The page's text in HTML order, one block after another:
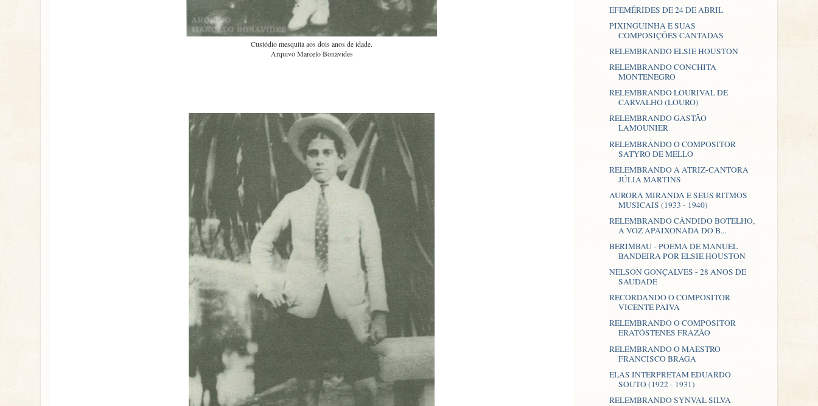
Custódio mesquita aos dois anos de idade.
Arquivo Marcelo Bonavides
EFEMÉRIDES DE 24 DE ABRIL
PIXINGUINHA E SUAS
COMPOSIÇÕES CANTADAS
RELEMBRANDO ELSIE HOUSTON
RELEMBRANDO CONCHITA
MONTENEGRO
RELEMBRANDO LOURIVAL DE
CARVALHO (LOURO)
RELEMBRANDO GASTÃO
LAMOUNIER
RELEMBRANDO O COMPOSITOR
SATYRO DE MELLO
RELEMBRANDO A ATRIZ-CANTORA
JÚLIA MARTINS
AURORA MIRANDA E SEUS RITMOS
MUSICAIS (1933 - 1940)
RELEMBRANDO CÂNDIDO BOTELHO,
A VOZ APAIXONADA DO B...
BERIMBAU - POEMA DE MANUEL
BANDEIRA POR ELSIE HOUSTON
NELSON GONÇALVES - 28 ANOS DE
SAUDADE
RECORDANDO O COMPOSITOR
VICENTE PAIVA
RELEMBRANDO O COMPOSITOR
ERATÓSTENES FRAZÃO
RELEMBRANDO O MAESTRO
FRANCISCO BRAGA
ELAS INTERPRETAM EDUARDO
SOUTO (1922 - 1931)
RELEMBRANDO SYNVAL SILVA